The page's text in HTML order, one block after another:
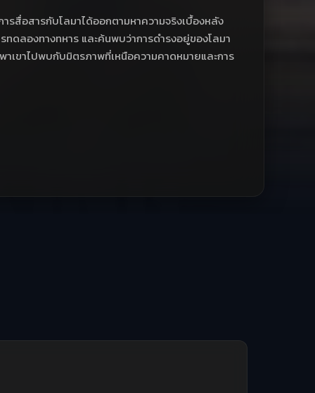
สื่อสารกับโลมาได้ออกตามหาความจริงเบื้องหลัง
ดลองทางทหาร และค้นพบว่าการดำรงอยู่ของโลมา
ขาไปพบกับมิตรภาพที่เหนือความคาดหมายและการ